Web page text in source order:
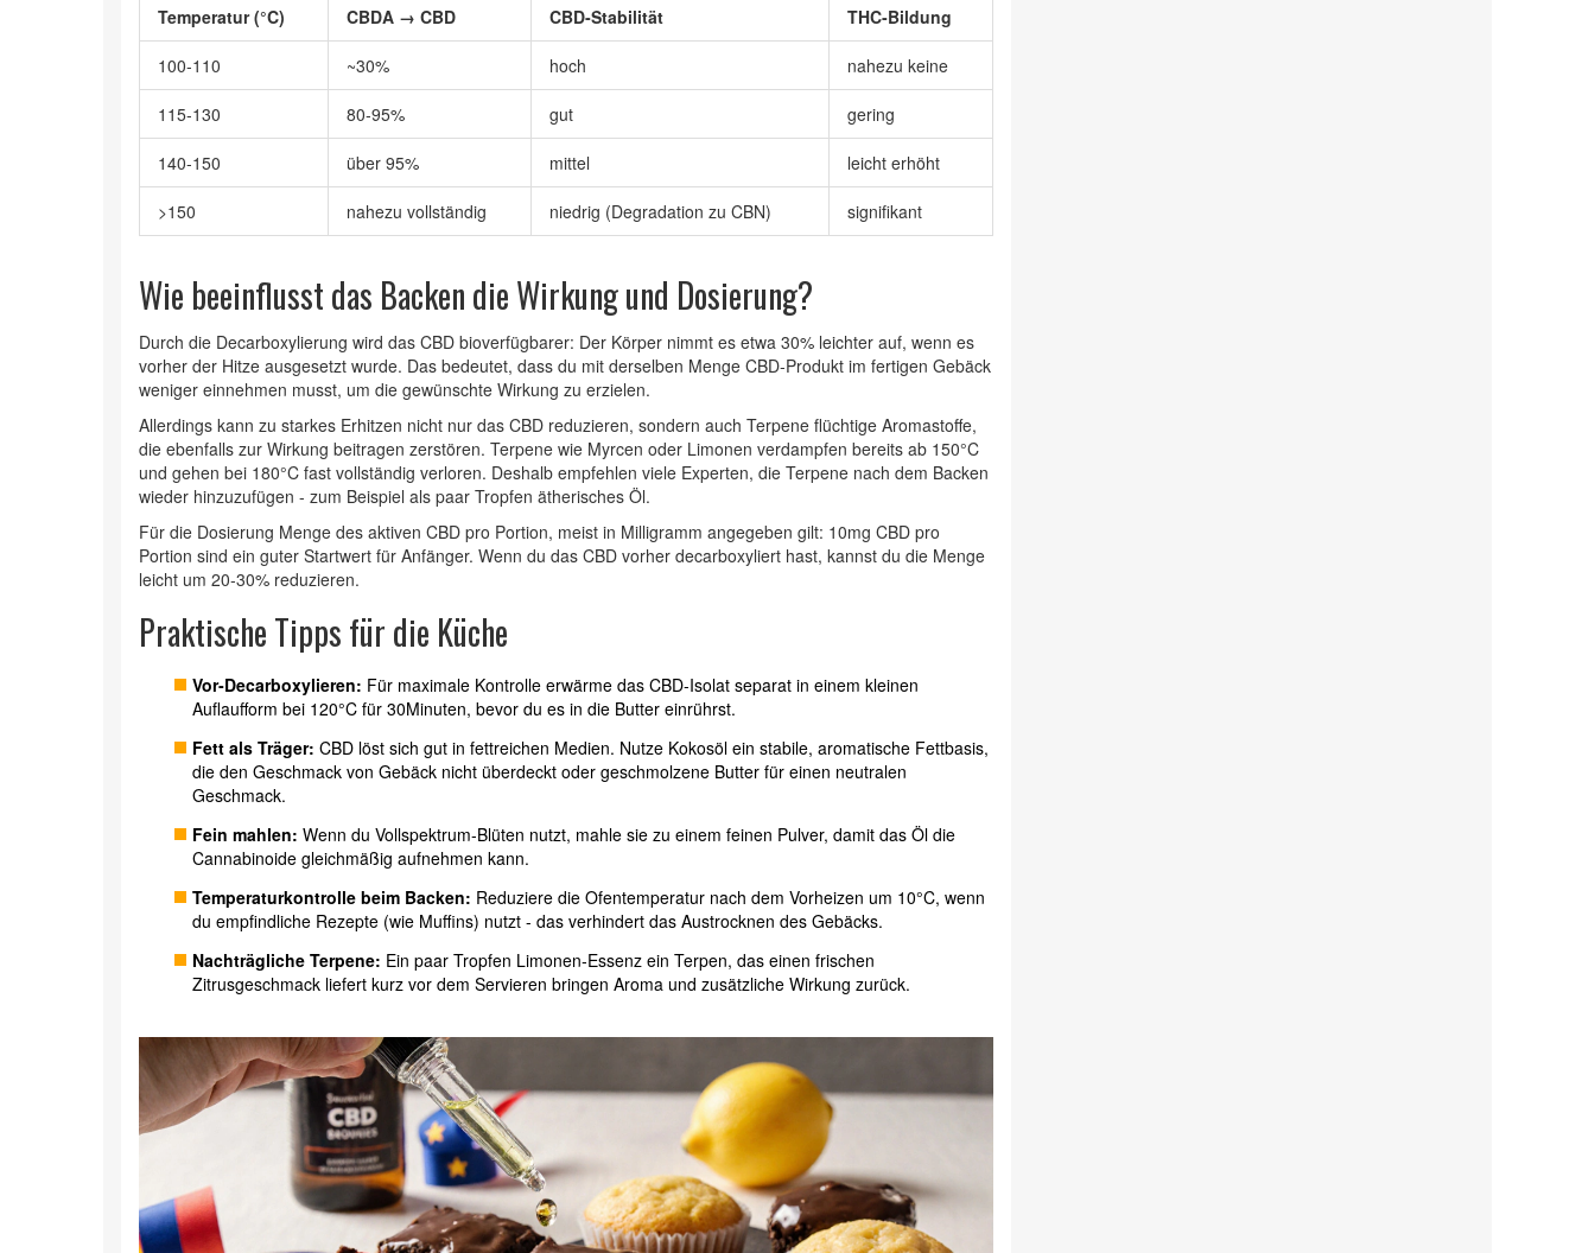
Temperatur (°C)
CBDA → CBD CBD‑Stabilität THC‑Bildung
100‑110 ~30% hoch nahezu keine
115‑130 80‑95% gut gering
140‑150 über 95% mittel leicht erhöht
>150 nahezu vollständig niedrig (Degradation zu CBN) signifikant
Wie beeinflusst das Backen die Wirkung und Dosierung?
Durch die Decarboxylierung wird das CBD bioverfügbarer: Der Körper nimmt es etwa 30% leichter auf, wenn es
vorher der Hitze ausgesetzt wurde. Das bedeutet, dass du mit derselben Menge CBD‑Produkt im fertigen Gebäck
weniger einnehmen musst, um die gewünschte Wirkung zu erzielen.
Allerdings kann zu starkes Erhitzen nicht nur das CBD reduzieren, sondern auch Terpene flüchtige Aromastoffe,
die ebenfalls zur Wirkung beitragen zerstören. Terpene wie Myrcen oder Limonen verdampfen bereits ab 150°C
und gehen bei 180°C fast vollständig verloren. Deshalb empfehlen viele Experten, die Terpene nach dem Backen
wieder hinzuzufügen - zum Beispiel als paar Tropfen ätherisches Öl.
Für die Dosierung Menge des aktiven CBD pro Portion, meist in Milligramm angegeben gilt: 10mg CBD pro
Portion sind ein guter Startwert für Anfänger. Wenn du das CBD vorher decarboxyliert hast, kannst du die Menge
leicht um 20‑30% reduzieren.
Praktische Tipps für die Küche
Vor‑Decarboxylieren: Für maximale Kontrolle erwärme das CBD‑Isolat separat in einem kleinen
Auflaufform bei 120°C für 30Minuten, bevor du es in die Butter einrührst.
Fett als Träger: CBD löst sich gut in fettreichen Medien. Nutze Kokosöl ein stabile, aromatische Fettbasis,
die den Geschmack von Gebäck nicht überdeckt oder geschmolzene Butter für einen neutralen
Geschmack.
Fein mahlen: Wenn du Vollspektrum‑Blüten nutzt, mahle sie zu einem feinen Pulver, damit das Öl die
Cannabinoide gleichmäßig aufnehmen kann.
Temperaturkontrolle beim Backen: Reduziere die Ofentemperatur nach dem Vorheizen um 10°C, wenn
du empfindliche Rezepte (wie Muffins) nutzt - das verhindert das Austrocknen des Gebäcks.
Nachträgliche Terpene: Ein paar Tropfen Limonen‑Essenz ein Terpen, das einen frischen
Zitrusgeschmack liefert kurz vor dem Servieren bringen Aroma und zusätzliche Wirkung zurück.